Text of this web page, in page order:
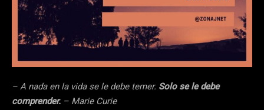
– A nada en la vida se le debe temer. Solo se le debe
comprender. – Marie Curie